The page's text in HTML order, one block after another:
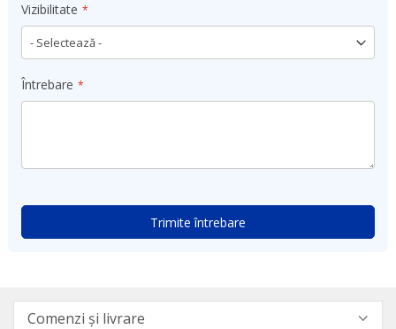
Vizibilitate
Întrebare
Trimite întrebare
Comenzi și livrare